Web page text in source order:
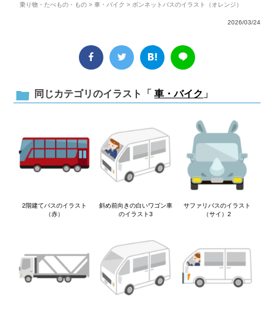
乗り物・たべもの・もの >車・バイク > ボンネットバスのイラスト（オレンジ）
2026/03/24
同じカテゴリのイラスト「 車・バイク 」
2階建てバスのイラスト
（赤）
斜め前向きの白いワゴン車
のイラスト3
サファリバスのイラスト
（サイ）2